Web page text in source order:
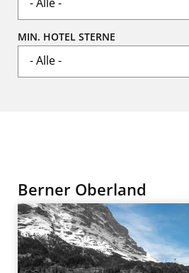
MIN. HOTEL STERNE
Berner Oberland